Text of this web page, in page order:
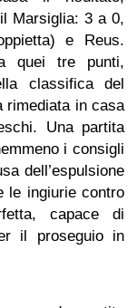
Marsiglia: 3 a 0,
e Reus.
quei tre punti,
classifica del
rimediata in casa
Una partita
i consigli
dell’espulsione
le ingiurie contro
capace di
il proseguio in